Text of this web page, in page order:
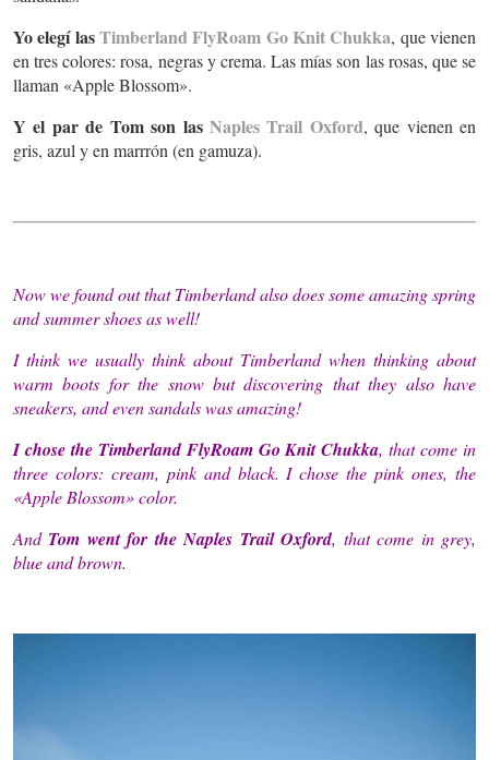
Yo elegí lasTimberland FlyRoam Go Knit Chukka, que vienen
en tres colores: rosa, negras y crema. Las mías son las rosas, que se
llaman «Apple Blossom».
Y el par de Tom son las Naples Trail Oxford, que vienen en
gris, azul y en marrrón (en gamuza).
Now we found out that Timberland also does some amazing spring
and summer shoes as well!
I think we usually think about Timberland when thinking about
warm boots for the snow but discovering that they also have
sneakers, and even sandals was amazing!
I chose the Timberland FlyRoam Go Knit Chukka, that come in
three colors: cream, pink and black. I chose the pink ones, the
«Apple Blossom» color.
And Tom went for theNaples Trail Oxford, that come in grey,
blue and brown.